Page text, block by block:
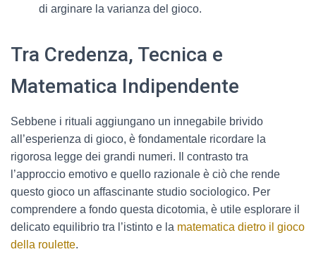
di arginare la varianza del gioco.
Tra Credenza, Tecnica e
Matematica Indipendente
Sebbene i rituali aggiungano un innegabile brivido
all’esperienza di gioco, è fondamentale ricordare la
rigorosa legge dei grandi numeri. Il contrasto tra
l’approccio emotivo e quello razionale è ciò che rende
questo gioco un affascinante studio sociologico. Per
comprendere a fondo questa dicotomia, è utile esplorare il
delicato equilibrio tra l’istinto e la matematica dietro il gioco
della roulette.